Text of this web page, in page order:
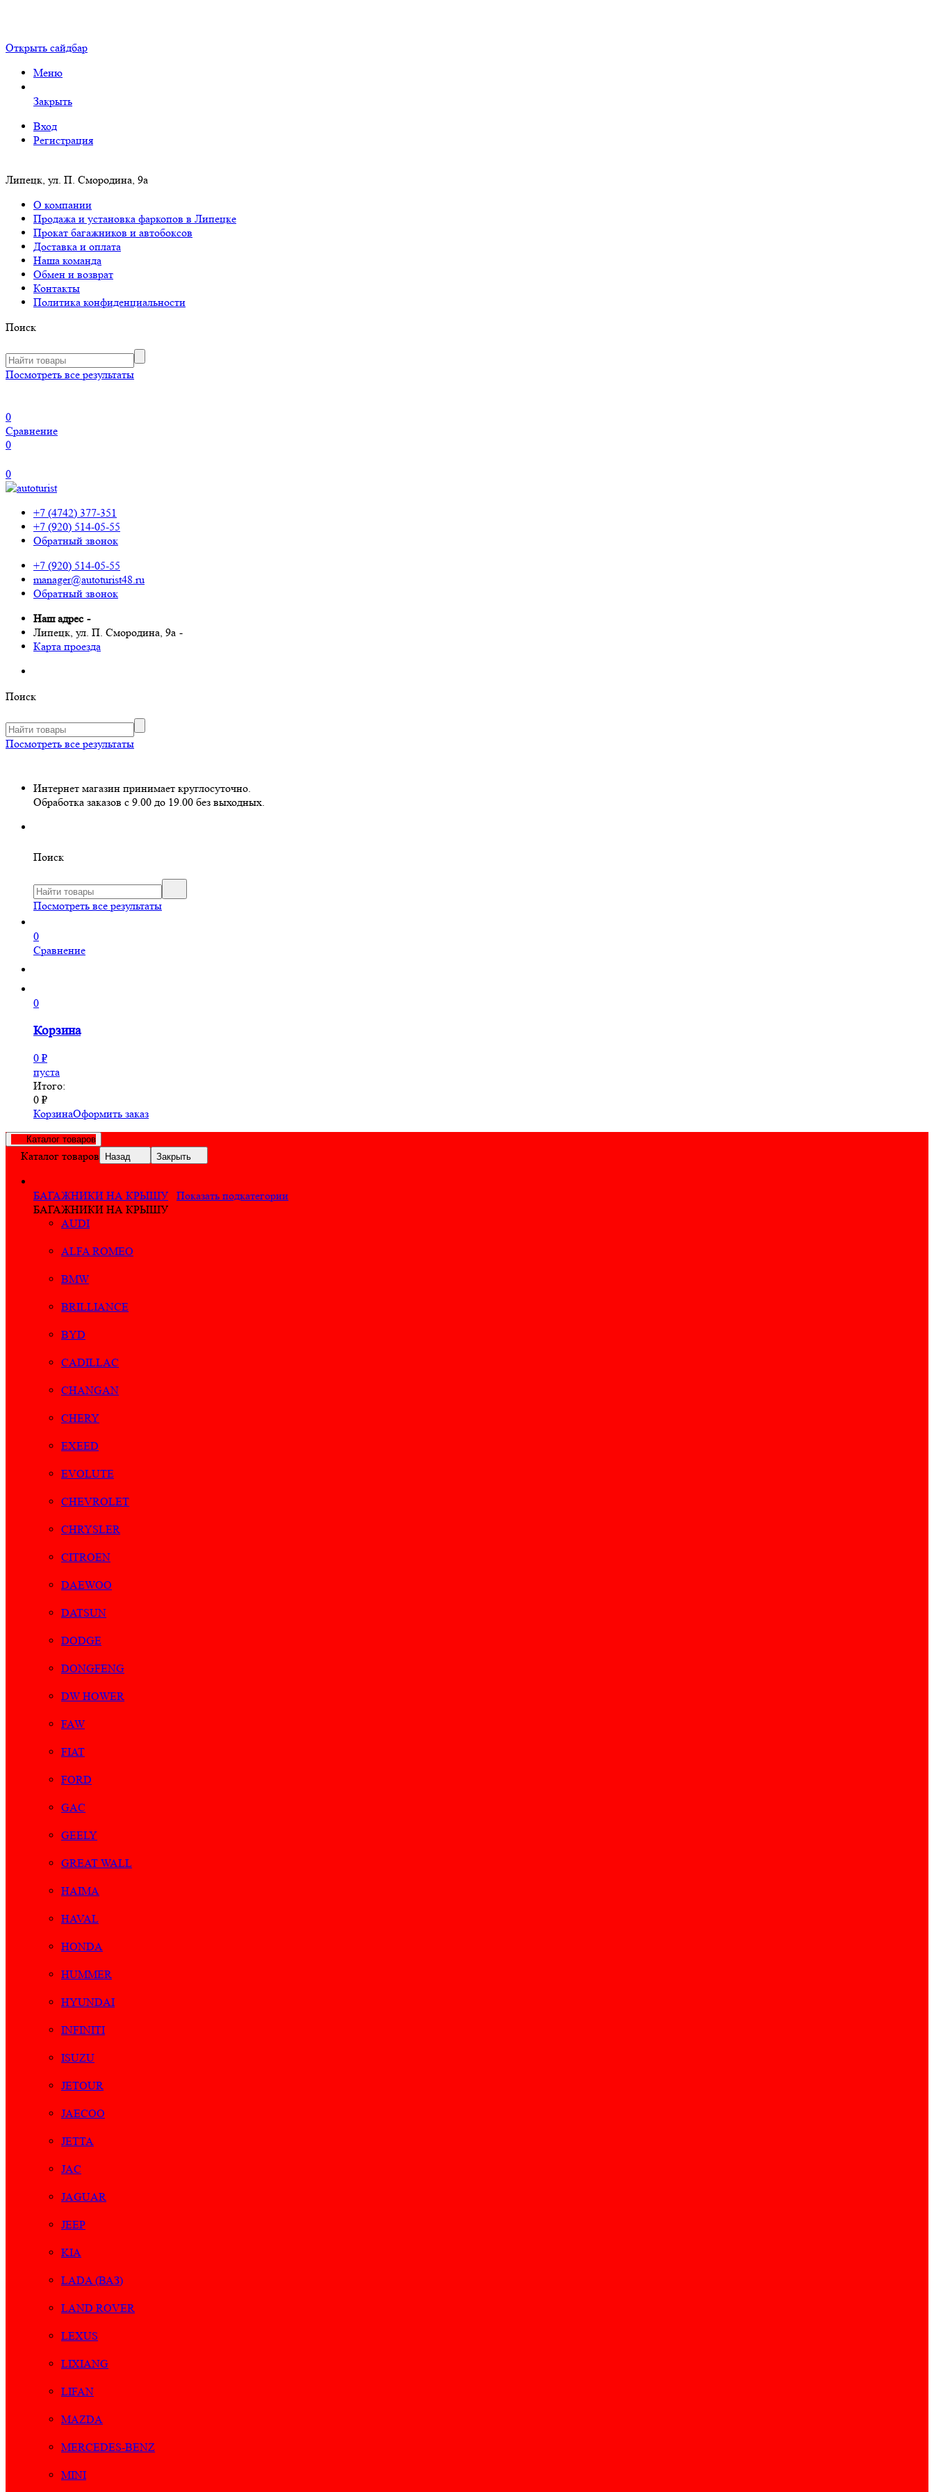
Открыть сайдбар
Меню
Закрыть
Вход
Регистрация
Липецк, ул. П. Смородина, 9а
О компании
Продажа и установка фаркопов в Липецке
Прокат багажников и автобоксов
Доставка и оплата
Наша команда
Обмен и возврат
Контакты
Политика конфиденциальности
Поиск
Посмотреть все результаты
0
Сравнение
0
0
+7 (4742) 377-351
+7 (920) 514-05-55
Обратный звонок
+7 (920) 514-05-55
manager@autoturist48.ru
Обратный звонок
Наш адрес -
Липецк, ул. П. Смородина, 9а -
Карта проезда
Поиск
Посмотреть все результаты
Интернет магазин принимает круглосуточно.
Обработка заказов с 9.00 до 19.00 без выходных.
Поиск
Посмотреть все результаты
0
Сравнение
0
Корзина
0 ₽
пуста
Итого:
0 ₽
КорзинаОформить заказ
Каталог товаров
Каталог товаров Назад Закрыть
БАГАЖНИКИ НА КРЫШУ
Показать подкатегории
БАГАЖНИКИ НА КРЫШУ
AUDI
ALFA ROMEO
BMW
BRILLIANCE
BYD
CADILLAC
CHANGAN
CHERY
EXEED
EVOLUTE
CHEVROLET
CHRYSLER
CITROEN
DAEWOO
DATSUN
DODGE
DONGFENG
DW HOWER
FAW
FIAT
FORD
GAC
GEELY
GREAT WALL
HAIMA
HAVAL
HONDA
HUMMER
HYUNDAI
INFINITI
ISUZU
JETOUR
JAECOO
JETTA
JAC
JAGUAR
JEEP
KIA
LADA (ВАЗ)
LAND ROVER
LEXUS
LIXIANG
LIFAN
MAZDA
MERCEDES-BENZ
MINI